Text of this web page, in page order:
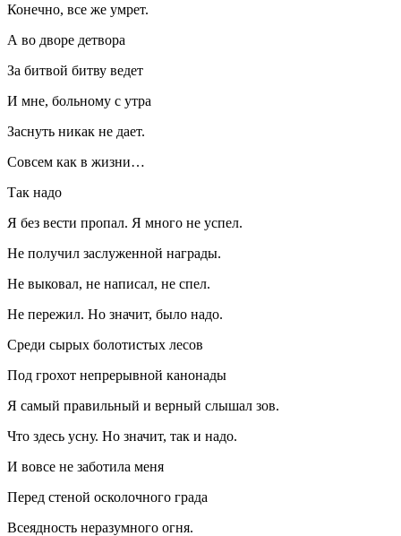
Конечно, все же умрет.
А во дворе детвора
За битвой битву ведет
И мне, больному с утра
Заснуть никак не дает.
Совсем как в жизни…
Так надо
Я без вести пропал. Я много не успел.
Не получил заслуженной награды.
Не выковал, не написал, не спел.
Не пережил. Но значит, было надо.
Среди сырых болотистых лесов
Под грохот непрерывной канонады
Я самый правильный и верный слышал зов.
Что здесь усну. Но значит, так и надо.
И вовсе не заботила меня
Перед стеной осколочного града
Всеядность неразумного огня.